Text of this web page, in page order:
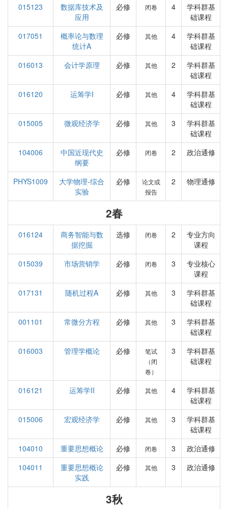
015123
数据库技术及
应用
必修 闭卷 4
学科群基
础课程
017051
概率论与数理
统计A
必修 其他 4
学科群基
础课程
016013
会计学原理 必修 其他 2
学科群基
础课程
016120
运筹学I 必修 其他 4
学科群基
础课程
015005
微观经济学 必修 其他 3
学科群基
础课程
104006
中国近现代史
纲要
必修 闭卷 2 政治通修
PHYS1009
大学物理-综合
实验
必修
论文或
报告
2 物理通修
2春
016124
商务智能与数
据挖掘
选修 闭卷 2
专业方向
课程
015039
市场营销学 必修 闭卷 3
专业核心
课程
017131
随机过程A 必修 其他 3
学科群基
础课程
001101
常微分方程 必修 其他 3
学科群基
础课程
016003
管理学概论 必修
笔试
（闭
卷）
3
学科群基
础课程
016121 运筹学II 必修 其他 4
学科群基
础课程
015006
宏观经济学 必修 其他 3
学科群基
础课程
104010
重要思想概论 必修 闭卷 3
政治通修
104011
重要思想概论
实践
必修 其他 3 政治通修
3秋